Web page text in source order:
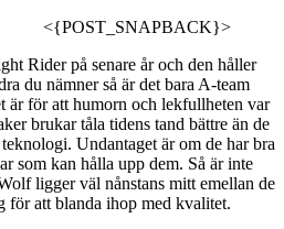
<{POST_SNAPBACK}>
Rider på senare år och den håller
du nämner så är det bara A-team
är för att humorn och lekfullheten var
brukar tåla tidens tand bättre än de
Undantaget är om de har bra
som kan hålla upp dem. Så är inte
ligger väl nånstans mitt emellan de
för att blanda ihop med kvalitet.